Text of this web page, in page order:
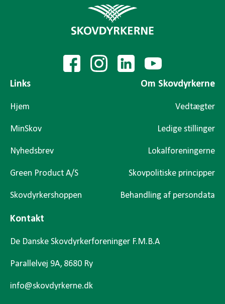
Links
Hjem
MinSkov
Nyhedsbrev
Green Product A/S
Skovdyrkershoppen
Om Skovdyrkerne
Vedtægter
Ledige stillinger
Lokalforeningerne
Skovpolitiske principper
Behandling af persondata
Kontakt
De Danske Skovdyrkerforeninger F.M.B.A
Parallelvej 9A, 8680 Ry
info@skovdyrkerne.dk